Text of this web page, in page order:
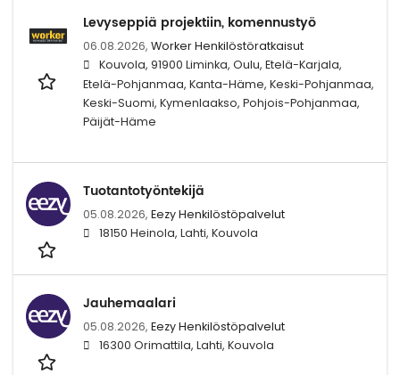
Levyseppiä projektiin, komennustyö
06.08.2026, Worker Henkilöstöratkaisut
Kouvola, 91900 Liminka, Oulu, Etelä-Karjala,
Etelä-Pohjanmaa, Kanta-Häme, Keski-Pohjanmaa,
Keski-Suomi, Kymenlaakso, Pohjois-Pohjanmaa,
Päijät-Häme
Tuotantotyöntekijä
05.08.2026, Eezy Henkilöstöpalvelut
18150 Heinola, Lahti, Kouvola
Jauhemaalari
05.08.2026, Eezy Henkilöstöpalvelut
16300 Orimattila, Lahti, Kouvola